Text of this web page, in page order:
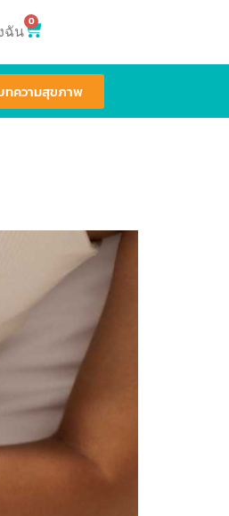
ฉัน 0
ทความสุขภาพ